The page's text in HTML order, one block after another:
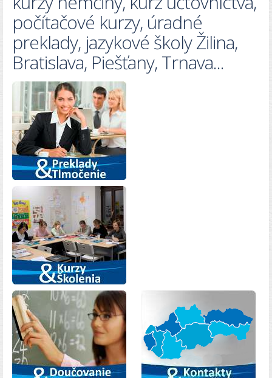
počítačové kurzy, úradné
preklady, jazykové školy Žilina,
Bratislava, Piešťany, Trnava...